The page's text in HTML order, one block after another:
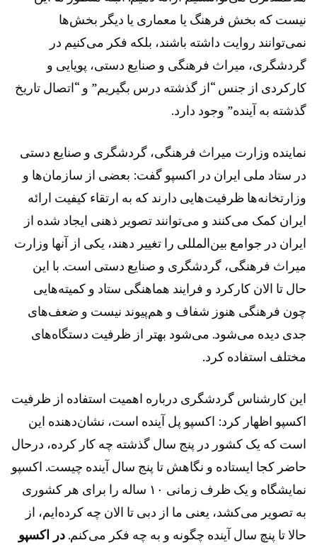
نیست که بخش فرهنگ یا معماری یا دیگر بخش‌ها
نمی‌توانند روایت داشته باشند، بلکه فکر می‌کنیم در
گردشگری، میراث فرهنگی و صنایع دستی، پویایی و
کارکردی از جنس “از گذشته درس بگیریم” و “اتصال تاریخ
گذشته به آینده” وجود دارد.
نماینده وزارت میراث فرهنگی، گردشگری و صنایع دستی
در ستاد ملی ایران در اکسپو گفت: بعضی از سازمان‌ها و
وزارتخانه‌ها ظرفیت‌هایی دارند که به ارتقاء کیفیت ارائه
ایران کمک می‌کنند و می‌توانند تصویر ذهنی ایجاد شده از
ایران در جوامع بین‌المللی را تغییر دهند، یکی از آنها وزارت
میراث فرهنگی، گردشگری و صنایع دستی است. با این
حال تا الان کارکرد و فرایند هماهنگی ستاد و کمیته‌هایی
چون فرهنگی هنوز شفاف و هم‌پیوند نیست و ضعف‌های
جدی دیده می‌شود. می‌شود بهتر از ظرفیت دستگاه‌های
مختلف استفاده کرد.
این کارشناس گردشگری درباره اهمیت استفاده از ظرفیت
اکسپو اظهار کرد: اکسپو پل آینده است، نشان‌دهنده این
است که یک کشور در پنج سال گذشته چه کار کرده، درحال
حاضر کجا ایستاده و نگاهش تا پنج سال آینده چیست. اکسپو
نمایشگاه و یک ظرف زمانی ۱۰ ساله را برای هر کشوری
به تصویر می‌کشد، یعنی ما از دبی تا الان چه کرده‌ایم، از
حالا تا پنچ سال آینده چگونه و به چه فکر می‌کنم. در اکسپو